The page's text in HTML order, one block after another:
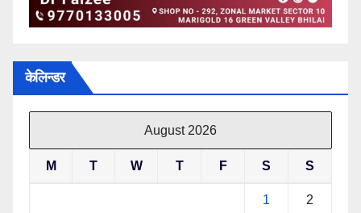
केलिन्डर
August 2026
M T W T F S S
1 2